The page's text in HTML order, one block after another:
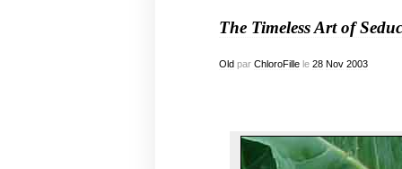
The Timeless Art of
Oldpar ChloroFillele 28 Nov 2003